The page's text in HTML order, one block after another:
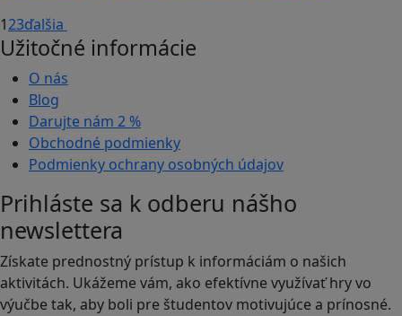
123ďalšia
Užitočné informácie
O nás
Blog
Darujte nám 2 %
Obchodné podmienky
Podmienky ochrany osobných údajov
Prihláste sa k odberu nášho
newslettera
Získate prednostný prístup k informáciám o našich
aktivitách. Ukážeme vám, ako efektívne využívať hry vo
výučbe tak, aby boli pre študentov motivujúce a prínosné.